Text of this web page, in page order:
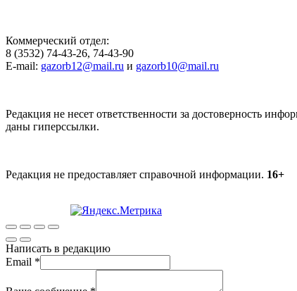
Коммерческий отдел:
8 (3532) 74-43-26, 74-43-90
E-mail: gazorb12@mail.ru и gazorb10@mail.ru
Редакция не несет ответственности за достоверность
даны гиперссылки.
Редакция не предоставляет справочной информации. 16+
Написать в редакцию
Email *